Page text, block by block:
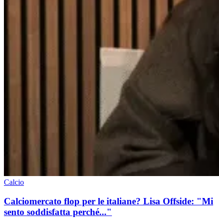
Calcio
Calciomercato flop per le italiane? Lisa Offside: "Mi
sento soddisfatta perché..."